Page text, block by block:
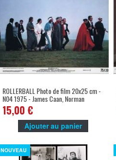
ROLLERBALL Photo de film 20x25 cm -
N04 1975 - James Caan, Norman
Jewinson
15,00 €
Ajouter au panier
NOUVEAU